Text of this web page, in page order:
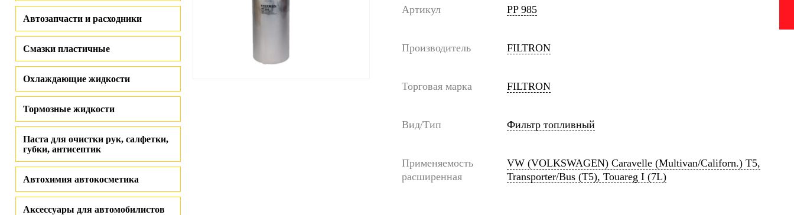
Автозапчасти и расходники
Смазки пластичные
Охлаждающие жидкости
Тормозные жидкости
Паста для очистки рук, салфетки,
губки, антисептик
Автохимия автокосметика
Аксессуары для автомобилистов
Артикул PP 985
Производитель FILTRON
Торговая марка FILTRON
Вид/Тип Фильтр топливный
Применяемость
расширенная
VW (VOLKSWAGEN) Caravelle (Multivan/Californ.) T5,
Transporter/Bus (T5), Touareg I (7L)